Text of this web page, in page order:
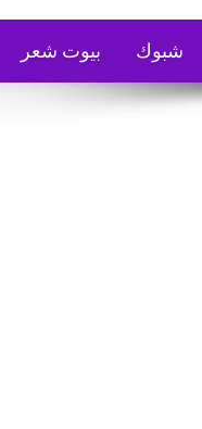
شبوك بيوت شعر